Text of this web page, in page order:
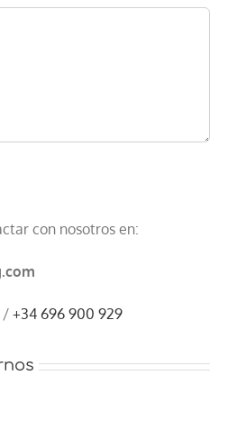
con nosotros en:
/ +34 696 900 929